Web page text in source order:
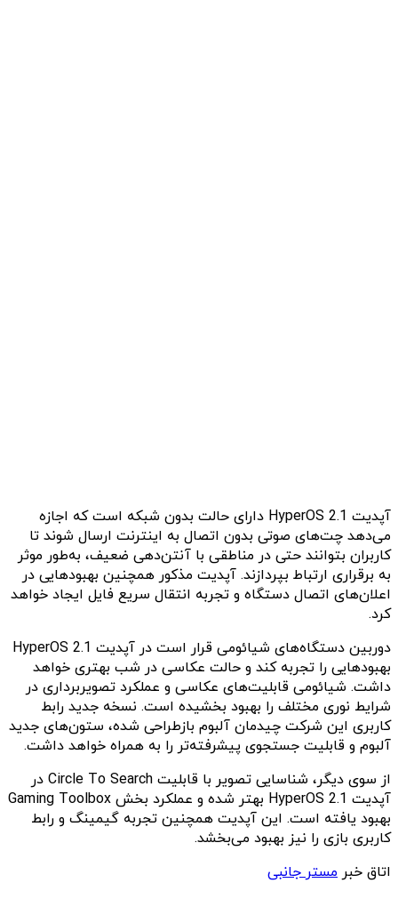
آپدیت HyperOS 2.1 دارای حالت بدون شبکه است که اجازه
می‌دهد چت‌های صوتی بدون اتصال به اینترنت ارسال شوند تا
کاربران بتوانند حتی در مناطقی با آنتن‌دهی ضعیف، به‌طور موثر
به برقراری ارتباط بپردازند. آپدیت مذکور همچنین بهبودهایی در
اعلان‌های اتصال دستگاه و تجربه انتقال سریع فایل ایجاد خواهد
کرد.
دوربین دستگاه‌های شیائومی قرار است در آپدیت HyperOS 2.1
بهبودهایی را تجربه کند و حالت عکاسی در شب بهتری خواهد
داشت. شیائومی قابلیت‌های عکاسی و عملکرد تصویربرداری در
شرایط نوری مختلف را بهبود بخشیده است. نسخه جدید رابط
کاربری این شرکت چیدمان آلبوم بازطراحی شده، ستون‌های جدید
آلبوم و قابلیت جستجوی پیشرفته‌تر را به همراه خواهد داشت.
از سوی دیگر، شناسایی تصویر با قابلیت Circle To Search در
آپدیت HyperOS 2.1 بهتر شده و عملکرد بخش Gaming Toolbox
بهبود یافته است. این آپدیت همچنین تجربه گیمینگ و رابط
کاربری بازی را نیز بهبود می‌بخشد.
اتاق خبر مستر جانبی